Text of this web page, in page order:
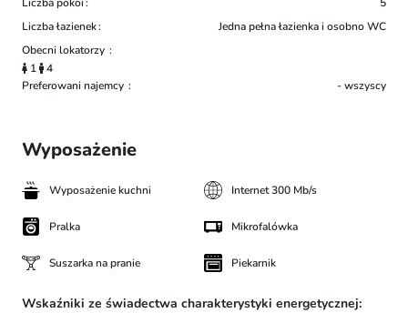
Liczba łazienek
Jedna pełna łazienka i osobno WC
Obecni lokatorzy
1
4
Preferowani najemcy
- wszyscy
Wyposażenie
Wyposażenie kuchni Internet 300 Mb/s
Pralka Mikrofalówka
Suszarka na pranie Piekarnik
Wskaźniki ze świadectwa charakterystyki energetycznej: